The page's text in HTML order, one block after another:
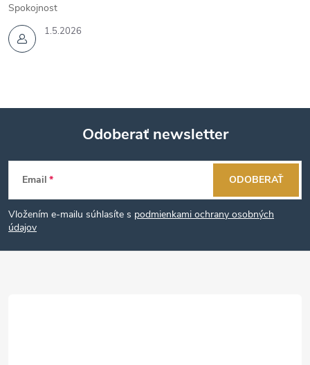
1.5.2026
Spokojnost
Z
á
p
Odoberať newsletter
Email
Vložením e-mailu súhlasíte s podmienkami ochrany osobných
údajov
ODOBERAŤ